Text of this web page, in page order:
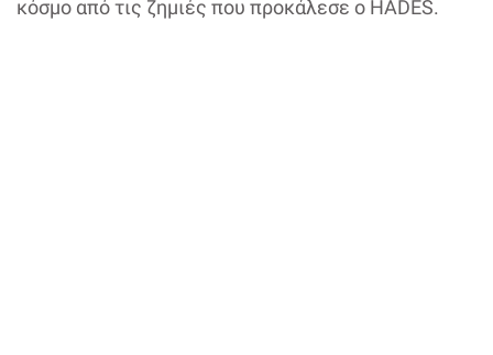
κόσμο από τις ζημιές που προκάλεσε ο HADES.